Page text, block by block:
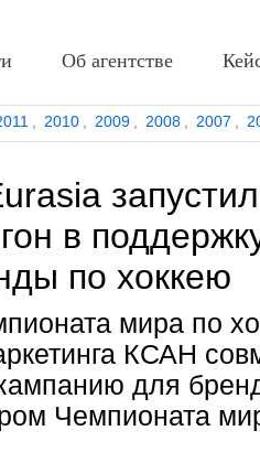
2010 2009 2008 2007
в
по хоккею
мира по
КСАН
для
Чемпионата
Об агентстве